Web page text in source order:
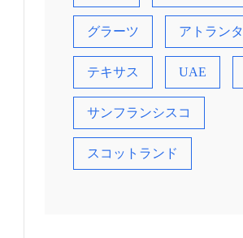
グラーツ アトランタ
テキサス UAE
サンフランシスコ
スコットランド